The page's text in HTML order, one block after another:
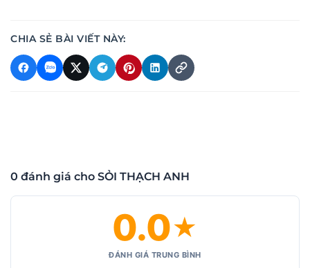
CHIA SẺ BÀI VIẾT NÀY:
0 đánh giá cho SỎI THẠCH ANH
0.0★
ĐÁNH GIÁ TRUNG BÌNH